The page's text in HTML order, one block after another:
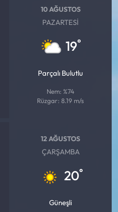
10 AĞUSTOS
PAZARTESI
19°
Parçalı Bulutlu
Nem: %74
Rüzgar: 8.19 m/s
12 AĞUSTOS
ÇARŞAMBA
20°
Güneşli